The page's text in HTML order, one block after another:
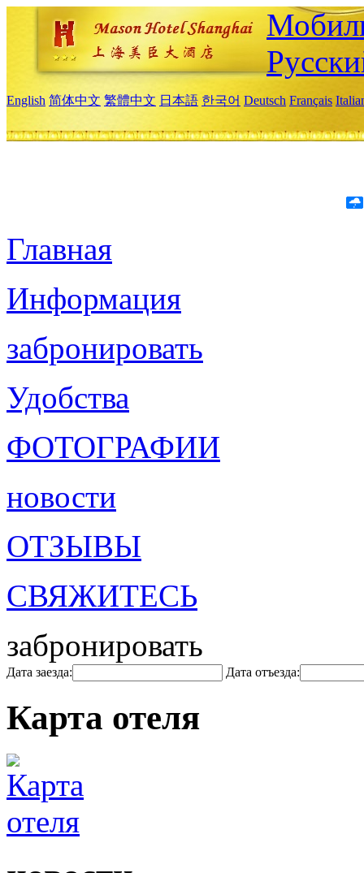
English 简体中文 繁體中文 日本語 한국어 Deutsch Français
Главная
Информация
забронировать
Удобства
ФОТОГРАФИИ
новости
ОТЗЫВЫ
СВЯЖИТЕСЬ
забронировать
Дата заезда: Дата отъезда:
Карта отеля